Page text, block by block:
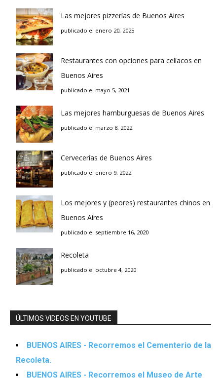
Las mejores pizzerías de Buenos Aires
publicado el enero 20, 2025
Restaurantes con opciones para celíacos en
Buenos Aires
publicado el mayo 5, 2021
Las mejores hamburguesas de Buenos Aires
publicado el marzo 8, 2022
Cervecerías de Buenos Aires
publicado el enero 9, 2022
Los mejores y (peores) restaurantes chinos en
Buenos Aires
publicado el septiembre 16, 2020
Recoleta
publicado el octubre 4, 2020
ÚLTIMOS VIDEOS EN YOUTUBE
BUENOS AIRES - Recorremos el Cementerio de la
Recoleta.
BUENOS AIRES - Recorremos el Museo de Arte